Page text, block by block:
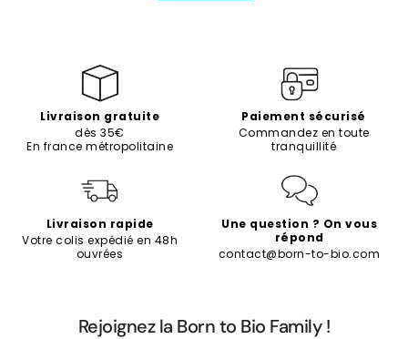
Livraison gratuite
dès 35€
En france métropolitaine
Paiement sécurisé
Commandez en toute
tranquillité
Livraison rapide
Votre colis expédié en 48h
ouvrées
Une question ? On vous
répond
contact@born-to-bio.com
Rejoignez la Born to Bio Family !